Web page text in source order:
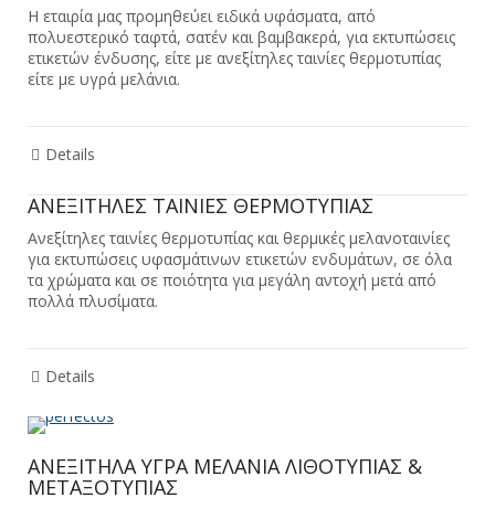
Η εταιρία μας προμηθεύει ειδικά υφάσματα, από
πολυεστερικό ταφτά, σατέν και βαμβακερά, για εκτυπώσεις
ετικετών ένδυσης, είτε με ανεξίτηλες ταινίες θερμοτυπίας
είτε με υγρά μελάνια.
Details
ΑΝΕΞΙΤΗΛΕΣ ΤΑΙΝΙΕΣ ΘΕΡΜΟΤΥΠΙΑΣ
Ανεξίτηλες ταινίες θερμοτυπίας και θερμικές μελανοταινίες
για εκτυπώσεις υφασμάτινων ετικετών ενδυμάτων, σε όλα
τα χρώματα και σε ποιότητα για μεγάλη αντοχή μετά από
πολλά πλυσίματα.
Details
ΑΝΕΞΙΤΗΛΑ ΥΓΡΑ ΜΕΛΑΝΙΑ ΛΙΘΟΤΥΠΙΑΣ &
ΜΕΤΑΞΟΤΥΠΙΑΣ